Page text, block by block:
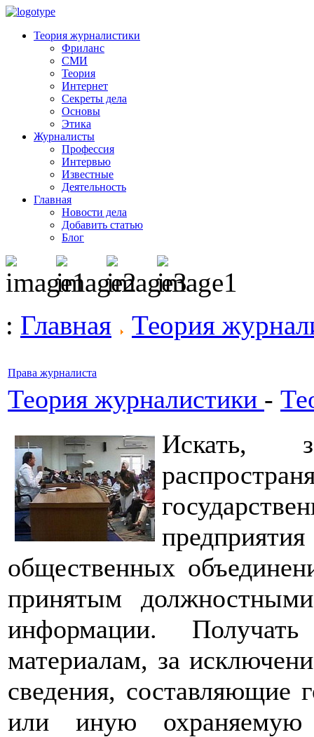
Теория журналистики
Фриланс
СМИ
Теория
Интернет
Секреты дела
Основы
Этика
Журналисты
Профессия
Интервью
Известные
Деятельность
Главная
Новости дела
Добавить статью
Блог
: Главная Теория
Права журналиста
Теория журналистики -
Искать,
общественных
принятым
информации.
материалам, за
сведения, составляющие
или иную охраняемую